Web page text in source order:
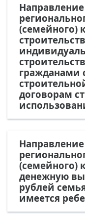
Направление
(семейного)
гражданами
договорам
Направление
(семейного)
денежную
рублей
имеется